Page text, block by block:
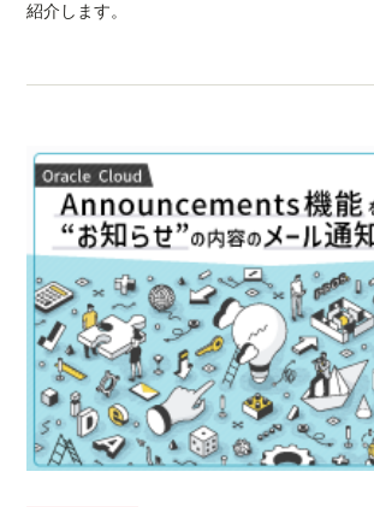
紹介します。